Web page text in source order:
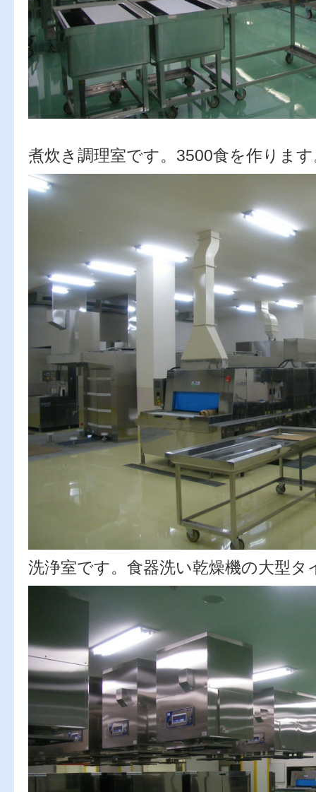
煮炊き調理室です。3500食を作りま
洗浄室です。食器洗い乾燥機の大型タ